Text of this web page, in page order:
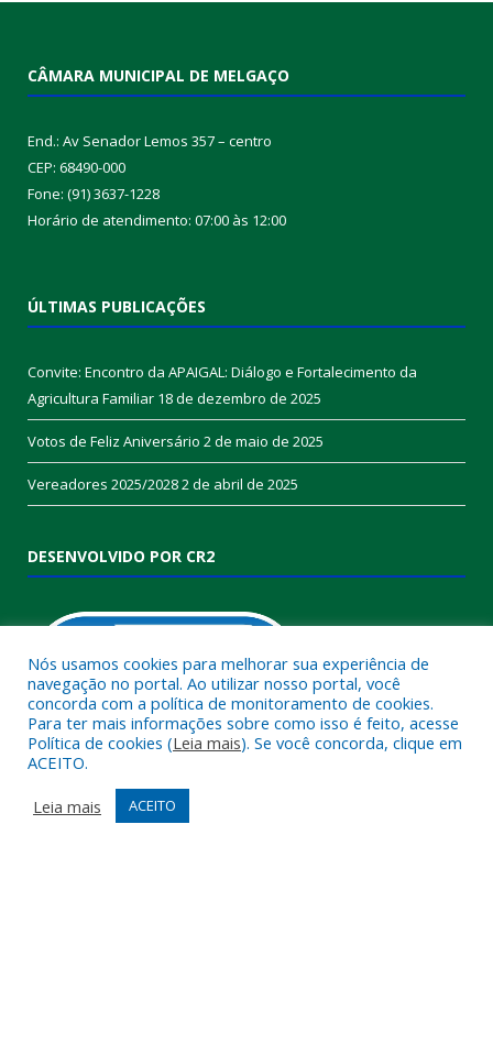
CÂMARA MUNICIPAL DE MELGAÇO
End.: Av Senador Lemos 357 – centro
CEP: 68490-000
Fone: (91) 3637-1228
Horário de atendimento: 07:00 às 12:00
ÚLTIMAS PUBLICAÇÕES
Convite: Encontro da APAIGAL: Diálogo e Fortalecimento da
Agricultura Familiar 18 de dezembro de 2025
Votos de Feliz Aniversário 2 de maio de 2025
Vereadores 2025/20282 de abril de 2025
DESENVOLVIDO POR CR2
Muito mais que
Realizamos umaassessoria
contrato que todas as exigências das
Nós usamos cookies para melhorar sua experiência de
navegação no portal. Ao utilizar nosso portal, você
concorda com a política de monitoramento de cookies.
Para ter mais informações sobre como isso é feito, acesse
Política de cookies (Leia mais). Se você concorda, clique em
ACEITO.
Leia mais
ACEITO